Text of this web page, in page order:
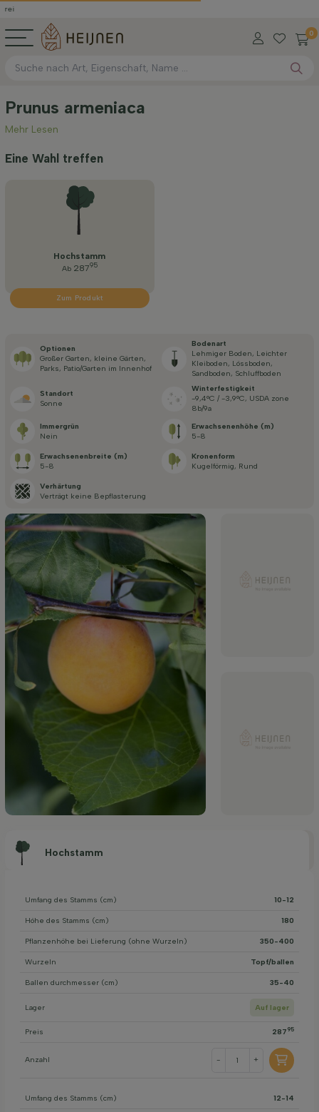
0
Prunus armeniaca
Mehr Lesen
Eine Wahl treffen
Hochstamm
Ab28795
Zum Produkt
Optionen
Großer Garten, kleine Gärten,
Parks, Patio/Garten im Innenhof
Bodenart
Lehmiger Boden, Leichter
Kleiboden, Lössboden,
Sandboden, Schluffboden
Standort
Sonne
Winterfestigkeit
-9,4°C / -3,9°C, USDA zone
8b/9a
Immergrün
Nein
Erwachsenenhöhe (m)
5-8
Erwachsenenbreite (m)
5-8
Kronenform
Kugelförmig, Rund
Verhärtung
Verträgt keine Bepflasterung
Hochstamm
Umfang des Stamms (cm) 10-12
Höhe des Stamms (cm) 180
Pflanzenhöhe bei Lieferung (ohne Wurzeln) 350-400
Wurzeln Topf/ballen
Ballen durchmesser (cm) 35-40
Lager Auf lager
Preis 287 95
Anzahl - +
Umfang des Stamms (cm) 12-14